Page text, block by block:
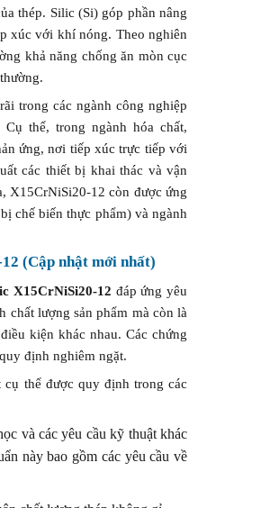
thép. Silic (Si) góp phần nâng
xúc với khí nóng. Theo nghiên
khả năng chống ăn mòn cục
trong các ngành công nghiệp
thể, trong ngành hóa chất,
ứng, nơi tiếp xúc trực tiếp với
các thiết bị khai thác và vận
X15CrNiSi20-12 còn được ứng
chế biến thực phẩm) và ngành
(Cập nhật mới nhất)
X15CrNiSi20-12 đáp ứng yêu
chất lượng sản phẩm mà còn là
kiện khác nhau. Các chứng
định nghiêm ngặt.
thể được quy định trong các
và các yêu cầu kỹ thuật khác
này bao gồm các yêu cầu về